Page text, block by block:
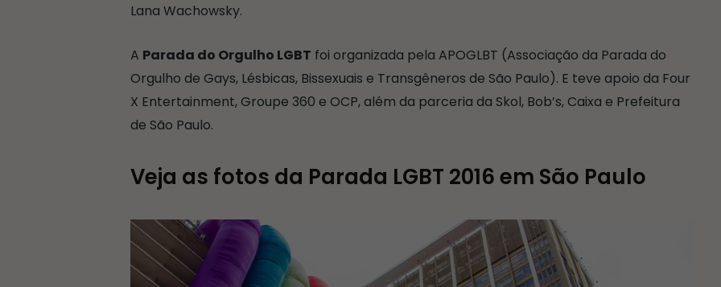
Lana Wachowsky.
A Parada do Orgulho LGBT foi organizada pela APOGLBT (Associação da Parada do
Orgulho de Gays, Lésbicas, Bissexuais e Transgêneros de São Paulo). E teve apoio da Four
X Entertainment, Groupe 360 e OCP, além da parceria da Skol, Bob’s, Caixa e Prefeitura
de São Paulo.
Veja as fotos da Parada LGBT 2016 em São Paulo